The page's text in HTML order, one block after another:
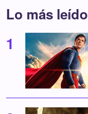
Lo más leído